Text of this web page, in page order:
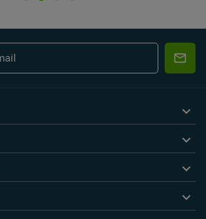



